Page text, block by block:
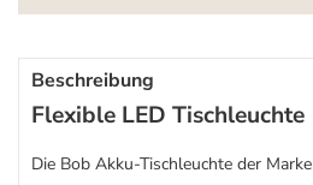
Beschreibung
Flexible LED Tischleuchte
Die Bob Akku-Tischleuchte der Marke